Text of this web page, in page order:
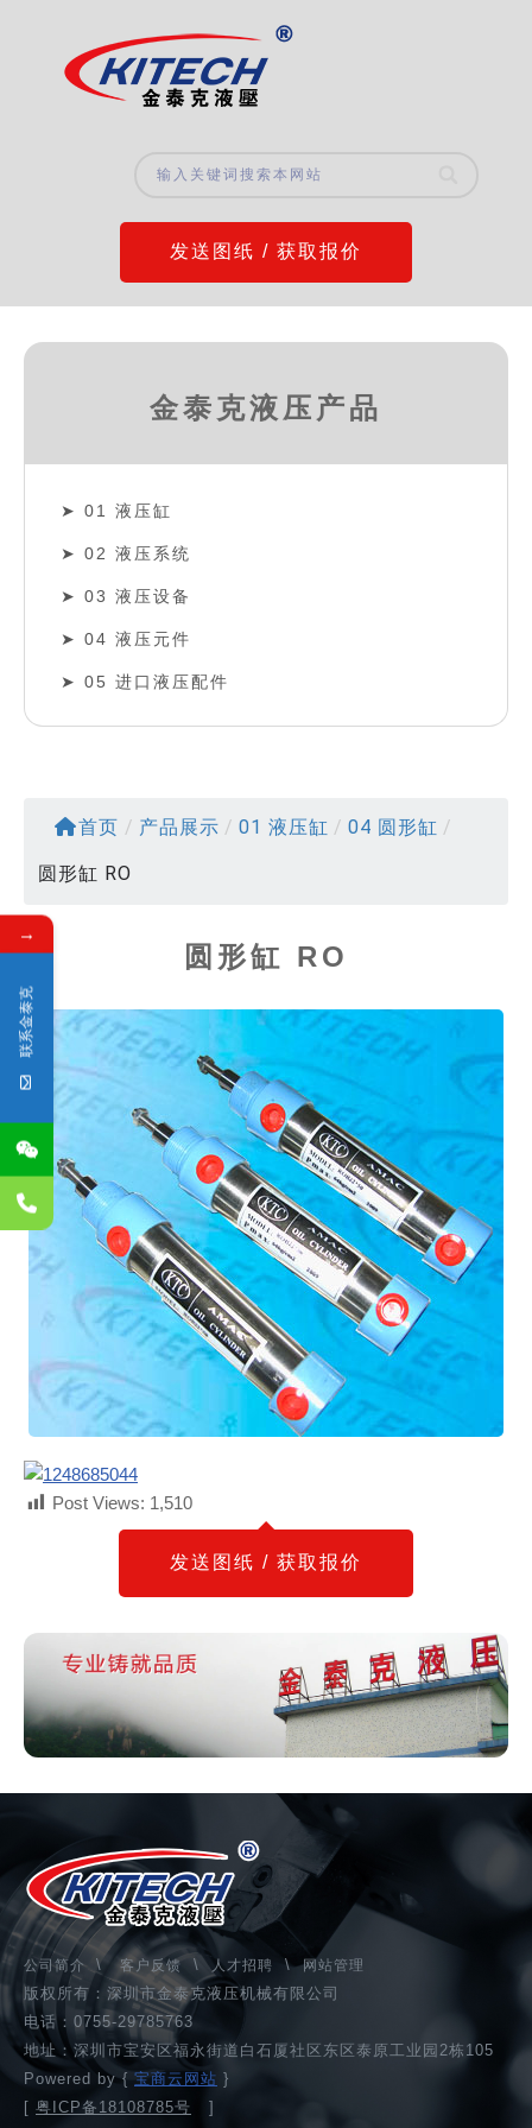
发送图纸 / 获取报价
金泰克液压产品
01 液压缸
02 液压系统
03 液压设备
04 液压元件
05 进口液压配件
首页 / 产品展示 / 01 液压缸 / 04 圆形缸 /
圆形缸 RO
圆形缸 RO
Post Views: 1,510
发送图纸 / 获取报价
公司简介 \ 客户反馈\ 人才招聘 \网站管理
版权所有：深圳市金泰克液压机械有限公司
电话：0755-29785763
地址：深圳市宝安区福永街道白石厦社区东区泰原工业园2栋105
Powered by { 宝商云网站 }
[ 粤ICP备18108785号 ]
→
联系金泰克